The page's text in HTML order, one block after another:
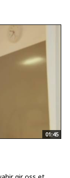
01:45